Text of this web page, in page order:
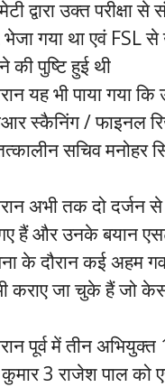
द्वारा उक्त परीक्षा
गया था एवं FSL
की पुष्टि हुई थी
यह भी पाया गया कि
स्कैनिंग / फाइनल
सचिव मनोहर
अभी तक दो दर्जन
हैं और उनके बयान
के दौरान कई अहम
कराए जा चुके हैं जो
पूर्व में तीन
3 राजेश पाल को